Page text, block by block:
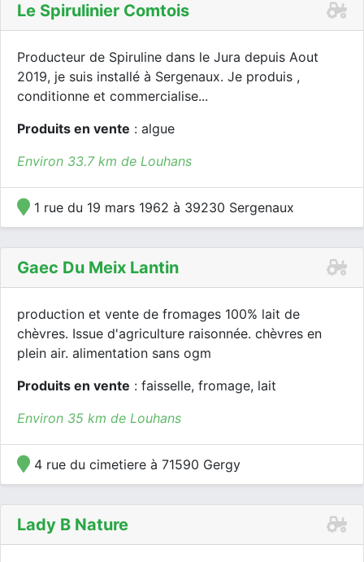
Le Spirulinier Comtois
Producteur de Spiruline dans le Jura depuis Aout
2019, je suis installé à Sergenaux. Je produis ,
conditionne et commercialise...
Produits en vente : algue
Environ 33.7 km de Louhans
1 rue du 19 mars 1962 à 39230 Sergenaux
Gaec Du Meix Lantin
production et vente de fromages 100% lait de
chèvres. Issue d'agriculture raisonnée. chèvres en
plein air. alimentation sans ogm
Produits en vente : faisselle, fromage, lait
Environ 35 km de Louhans
4 rue du cimetiere à 71590 Gergy
Lady B Nature